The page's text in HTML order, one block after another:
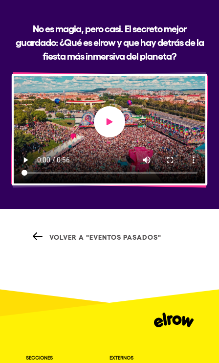
No es magia, pero casi. El secreto mejor
guardado: ¿Qué es elrow y que hay detrás de la
fiesta más inmersiva del planeta?
Play video
VOLVER A "EVENTOS PASADOS"
SECCIONES EXTERNOS